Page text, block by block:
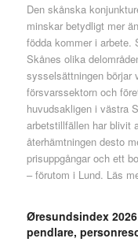
Den skånska
minskar betydligt mer
födda kommer i arbete.
Skånes olika
sysselsättningen börjar
försvarssektorn och
huvudsakligen i västra
arbetstillfällen har blivit
återhämtningen desto
prisuppgångar och ett
– förutom i Lund. Läs
Øresundsindex
pendlare,